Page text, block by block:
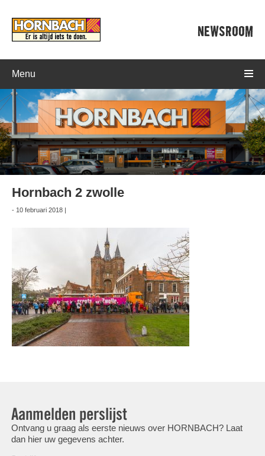
NEWSROOM
Menu
Hornbach 2 zwolle
- 10 februari 2018 |
Aanmelden perslijst
Ontvang u graag als eerste nieuws over HORNBACH? Laat
dan hier uw gegevens achter.